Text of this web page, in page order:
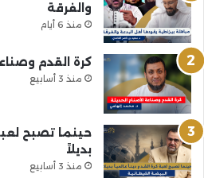
والفرقة
منذ 6 أيام
كرة القدم
منذ 3 أسابيع
حينما تصبح
بديلاً
منذ 3 أسابيع